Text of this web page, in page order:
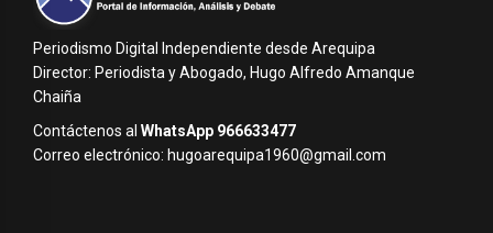
Periodismo Digital Independiente desde Arequipa
Director: Periodista y Abogado, Hugo Alfredo Amanque
Chaiña
Contáctenos al WhatsApp 966633477
Correo electrónico: hugoarequipa1960@gmail.com